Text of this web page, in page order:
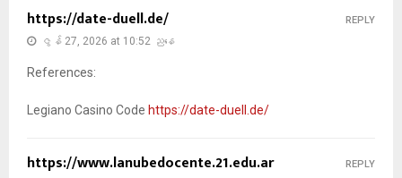
https://date-duell.de/
ဇွန် 27, 2026 at 10:52 ညနေ
References:
Legiano Casino Code https://date-duell.de/
REPLY
https://www.lanubedocente.21.edu.ar REPLY